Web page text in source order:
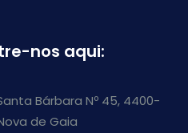
nos aqui:
Bárbara Nº 45, 4400-
de Gaia